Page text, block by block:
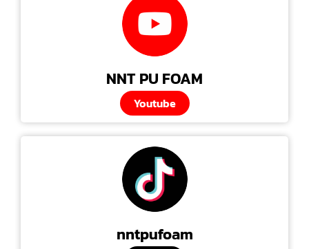
NNT PU FOAM
Youtube
nntpufoam